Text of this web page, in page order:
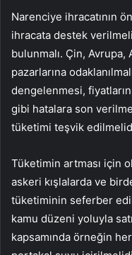
Narenciye ihracatının
ihracata destek
bulunmalı. Çin,
pazarlarına
dengelenmesi,
gibi hatalara son
tüketimi teşvik
Tüketimin artması için
askeri kışlalarda ve
tüketiminin seferber
kamu düzeni yoluyla
kapsamında örneğin